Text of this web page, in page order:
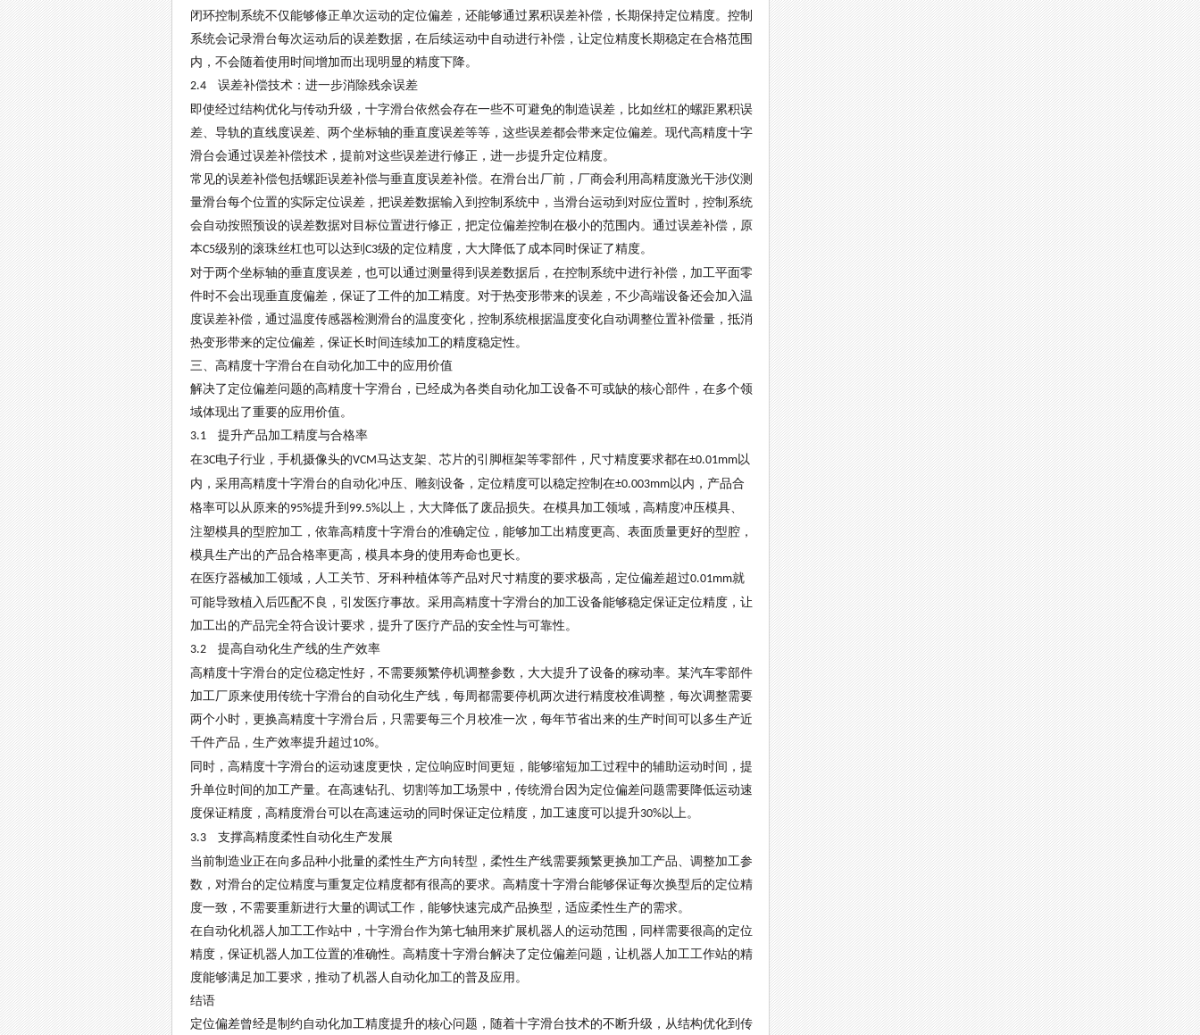
闭环控制系统不仅能够修正单次运动的定位偏差，还能够通过累积误差补偿，长期保持定位精度。控制
系统会记录滑台每次运动后的误差数据，在后续运动中自动进行补偿，让定位精度长期稳定在合格范围
内，不会随着使用时间增加而出现明显的精度下降。
2.4 误差补偿技术：进一步消除残余误差
即使经过结构优化与传动升级，十字滑台依然会存在一些不可避免的制造误差，比如丝杠的螺距累积误
差、导轨的直线度误差、两个坐标轴的垂直度误差等等，这些误差都会带来定位偏差。现代高精度十字
滑台会通过误差补偿技术，提前对这些误差进行修正，进一步提升定位精度。
常见的误差补偿包括螺距误差补偿与垂直度误差补偿。在滑台出厂前，厂商会利用高精度激光干涉仪测
量滑台每个位置的实际定位误差，把误差数据输入到控制系统中，当滑台运动到对应位置时，控制系统
会自动按照预设的误差数据对目标位置进行修正，把定位偏差控制在极小的范围内。通过误差补偿，原
本C5级别的滚珠丝杠也可以达到 C3级的定位精度，大大降低了成本同时保证了精度。
对于两个坐标轴的垂直度误差，也可以通过测量得到误差数据后，在控制系统中进行补偿，加工平面零
件时不会出现垂直度偏差，保证了工件的加工精度。对于热变形带来的误差，不少高端设备还会加入温
度误差补偿，通过温度传感器检测滑台的温度变化，控制系统根据温度变化自动调整位置补偿量，抵消
热变形带来的定位偏差，保证长时间连续加工的精度稳定性。
三、高精度十字滑台在自动化加工中的应用价值
解决了定位偏差问题的高精度十字滑台，已经成为各类自动化加工设备不可或缺的核心部件，在多个领
域体现出了重要的应用价值。
3.1 提升产品加工精度与合格率
在3C电子行业，手机摄像头的VCM马达支架、芯片的引脚框架等零部件，尺寸精度要求都在±0.01mm以
内，采用高精度十字滑台的自动化冲压、雕刻设备，定位精度可以稳定控制在±0.003mm以内，产品合
格率可以从原来的95%提升到 99.5%以上，大大降低了废品损失。在模具加工领域，高精度冲压模具、
注塑模具的型腔加工，依靠高精度十字滑台的准确定位，能够加工出精度更高、表面质量更好的型腔，
模具生产出的产品合格率更高，模具本身的使用寿命也更长。
在医疗器械加工领域，人工关节、牙科种植体等产品对尺寸精度的要求极高，定位偏差超过0.01mm就
可能导致植入后匹配不良，引发医疗事故。采用高精度十字滑台的加工设备能够稳定保证定位精度，让
加工出的产品完全符合设计要求，提升了医疗产品的安全性与可靠性。
3.2 提高自动化生产线的生产效率
高精度十字滑台的定位稳定性好，不需要频繁停机调整参数，大大提升了设备的稼动率。某汽车零部件
加工厂原来使用传统十字滑台的自动化生产线，每周都需要停机两次进行精度校准调整，每次调整需要
两个小时，更换高精度十字滑台后，只需要每三个月校准一次，每年节省出来的生产时间可以多生产近
千件产品，生产效率提升超过10%。
同时，高精度十字滑台的运动速度更快，定位响应时间更短，能够缩短加工过程中的辅助运动时间，提
升单位时间的加工产量。在高速钻孔、切割等加工场景中，传统滑台因为定位偏差问题需要降低运动速
度保证精度，高精度滑台可以在高速运动的同时保证定位精度，加工速度可以提升30%以上。
3.3 支撑高精度柔性自动化生产发展
当前制造业正在向多品种小批量的柔性生产方向转型，柔性生产线需要频繁更换加工产品、调整加工参
数，对滑台的定位精度与重复定位精度都有很高的要求。高精度十字滑台能够保证每次换型后的定位精
度一致，不需要重新进行大量的调试工作，能够快速完成产品换型，适应柔性生产的需求。
在自动化机器人加工工作站中，十字滑台作为第七轴用来扩展机器人的运动范围，同样需要很高的定位
精度，保证机器人加工位置的准确性。高精度十字滑台解决了定位偏差问题，让机器人加工工作站的精
度能够满足加工要求，推动了机器人自动化加工的普及应用。
结语
定位偏差曾经是制约自动化加工精度提升的核心问题，随着十字滑台技术的不断升级，从结构优化到传